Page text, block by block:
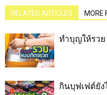
RELATED ARTICLES MORE
ทำบุญให้รว
กินบุฟเฟต์ยัง